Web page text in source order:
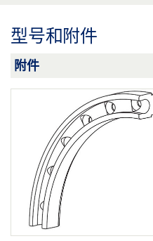
型号和附件